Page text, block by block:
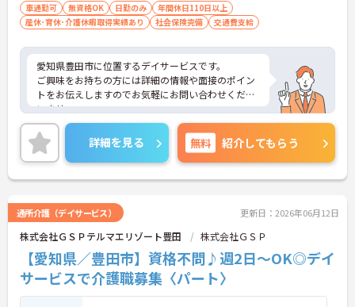
車通勤可 無資格OK 日勤のみ
年間休日110日以上
産休･育休･介護休暇取得実績あり
社会保険完備 交通費支給
愛知県豊田市に位置するデイサービスです。
ご興味をお持ちの方には詳細の情報や面接のポイン
トをお伝えしますのでお気軽にお問い合わせくださ
いませ。
詳細を見る 無料 紹介してもらう
通所介護（デイサービス） 更新日：2026年06月12日
株式会社ＧＳＰテルマエリゾート豊田 株式会社ＧＳＰ
【愛知県／豊田市】資格不問♪週2日～OK◎デイ
サービスで介護職募集〈パート〉